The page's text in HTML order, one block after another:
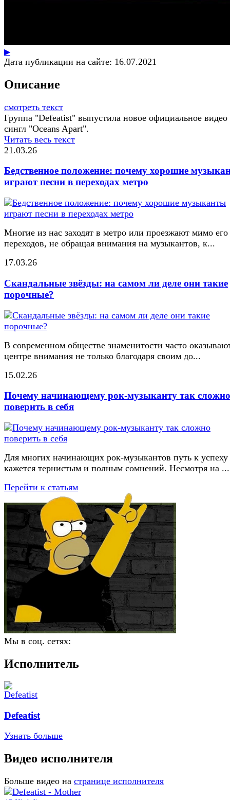
▶
Дата публикации на сайте: 16.07.2021
Описание
смотреть текст
Группа "Defeatist" выпустила новое официальное видео
сингл "Oceans Apart".
Читать весь текст
21.03.26
Бедственное положение: почему хорошие
играют песни в переходах метро
Многие из нас заходят в метро или проезжают мимо его
переходов, не обращая внимания на музыкантов, к...
17.03.26
Скандальные звёзды: на самом ли деле они такие
порочные?
В современном обществе знаменитости часто
центре внимания не только благодаря своим до...
15.02.26
Почему начинающему рок-музыканту так сложно
поверить в себя
Для многих начинающих рок-музыкантов путь к успеху
кажется тернистым и полным сомнений. Несмотря на ...
Перейти к статьям
Мы в соц. сетях:
Исполнитель
Defeatist
Узнать больше
Видео исполнителя
Больше видео на странице исполнителя